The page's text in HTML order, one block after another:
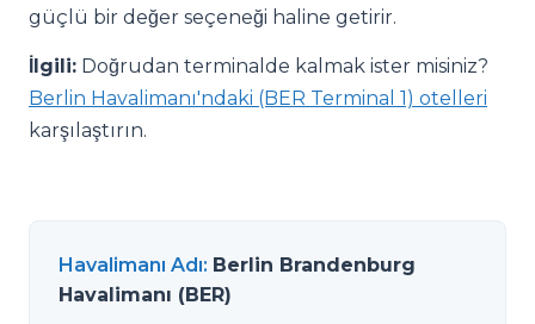
güçlü bir değer seçeneği haline getirir.
İlgili: Doğrudan terminalde kalmak ister misiniz?
Berlin Havalimanı'ndaki (BER Terminal 1) otelleri
karşılaştırın.
Havalimanı Adı: Berlin Brandenburg
Havalimanı (BER)